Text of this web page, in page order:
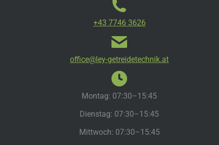
+43 7746 3626
office@ley-getreidetechnik.at
Montag: 07:30–15:45
Dienstag: 07:30–15:45
Mittwoch: 07:30–15:45